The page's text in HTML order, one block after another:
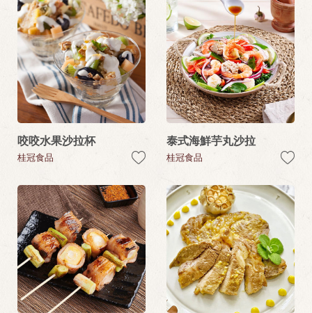
咬咬水果沙拉杯
桂冠食品
泰式海鮮芋丸沙拉
桂冠食品